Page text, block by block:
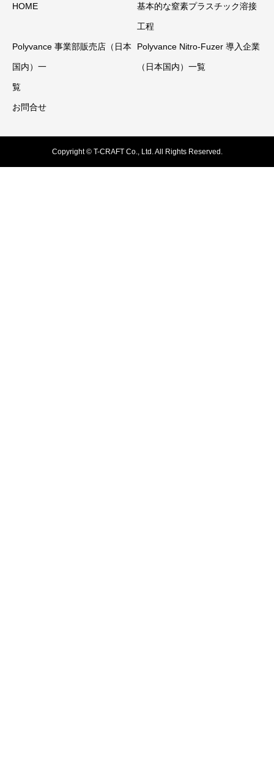
HOME 基本的な窒素プラスチック溶接
工程
Polyvance 事業部販売店（日本
国内）一
覧
Polyvance Nitro-Fuzer 導入企業
（日本国内）一覧
お問合せ
Copyright © T-CRAFT Co., Ltd. All Rights Reserved.